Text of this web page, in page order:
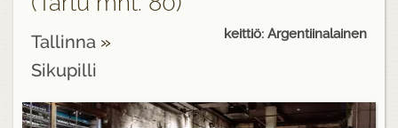
Tallinna »
Sikupilli
keittiö: Argentiinalainen